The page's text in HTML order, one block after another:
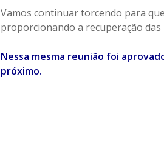
Vamos continuar torcendo para
proporcionando a recuperação das
Nessa mesma reunião foi
próximo.